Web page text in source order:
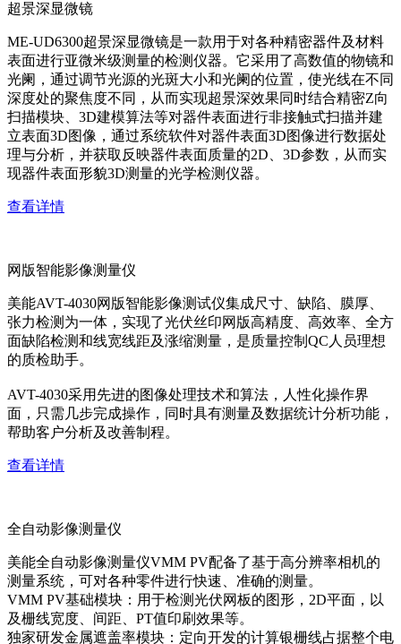
超景深显微镜
ME-UD6300超景深显微镜是一款用于对各种精密器件及材料
表面进行亚微米级测量的检测仪器。它采用了高数值的物镜和
光阑，通过调节光源的光斑大小和光阑的位置，使光线在不同
深度处的聚焦度不同，从而实现超景深效果同时结合精密Z向
扫描模块、3D建模算法等对器件表面进行非接触式扫描并建
立表面3D图像，通过系统软件对器件表面3D图像进行数据处
理与分析，并获取反映器件表面质量的2D、3D参数，从而实
现器件表面形貌3D测量的光学检测仪器。
查看详情
网版智能影像测量仪
美能AVT-4030网版智能影像测试仪集成尺寸、缺陷、膜厚、
张力检测为一体，实现了光伏丝印网版高精度、高效率、全方
面缺陷检测和线宽线距及涨缩测量，是质量控制QC人员理想
的质检助手。
AVT-4030采用先进的图像处理技术和算法，人性化操作界
面，只需几步完成操作，同时具有测量及数据统计分析功能，
帮助客户分析及改善制程。
查看详情
全自动影像测量仪
美能全自动影像测量仪VMM PV配备了基于高分辨率相机的
测量系统，可对各种零件进行快速、准确的测量。
VMM PV基础模块：用于检测光伏网板的图形，2D平面，以
及栅线宽度、间距、PT值印刷效果等。
独家研发金属遮盖率模块：定向开发的计算银栅线占据整个电